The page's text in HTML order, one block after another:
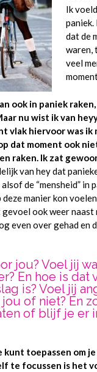
Ik
dat de
waren,
veel
ook in paniek
nu wist ik van
vlak hiervoor was ik
dat moment ook
raken. Ik zat
van hey dat
de “mensheid” in
manier kon
ook weer naast
even over gehad en
jou? Voel jij
En hoe is dat
is? Voel jij
jou of niet? En
of blijf je er
kunt toepassen om
te focussen is het